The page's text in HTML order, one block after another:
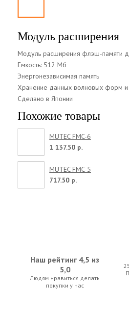
Модуль расширения
Модуль расширения флэш-памяти
Емкость: 512 Мб
Энергонезависимая память
Хранение данных волновых форм и
Сделано в Японии
Похожие товары
MUTEC FMC-6
1 137.50 р.
MUTEC FMC-5
717.50 р.
Наш рейтинг 4,5 из
5,0
Людям нравиться делать
покупки у нас